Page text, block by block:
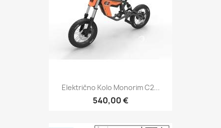
Električno Kolo Monorim C2...
540,00 €